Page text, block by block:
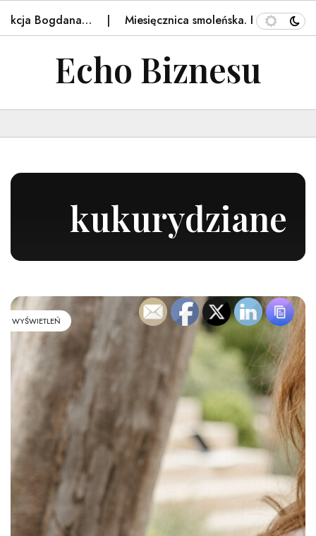
Bogdana… Miesięcznica smoleńska. Kaczyński
Echo Biznesu
kukurydziane
WYŚWIETLEŃ